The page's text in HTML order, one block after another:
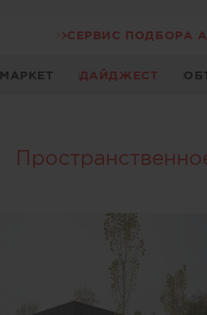
СЕРВИС ПОДБОРА
МАРКЕТ ДАЙДЖЕСТ